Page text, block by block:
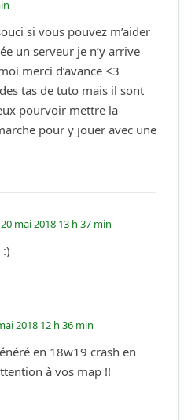
si vous pouvez m’aider
un serveur je n’y arrive
merci d’avance <3
tas de tuto mais il sont
pourvoir mettre la
pour y jouer avec une
20 mai 2018 13 h 37 min
2018 12 h 36 min
en 18w19 crash en
à vos map !!